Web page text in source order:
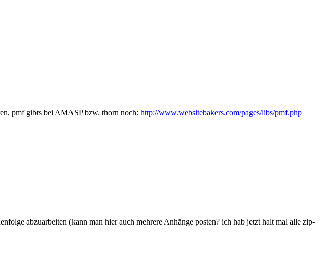
pmf gibts bei AMASP bzw. thorn noch: http://www.websitebakers.com/pages/libs/pmf.php
abzuarbeiten (kann man hier auch mehrere Anhänge posten? ich hab jetzt halt mal alle zip-